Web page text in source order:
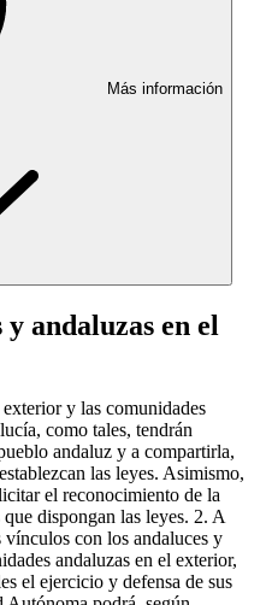
Más información
andaluzas en el
y las comunidades
como tales, tendrán
andaluz y a compartirla,
las leyes. Asimismo,
el reconocimiento de la
dispongan las leyes. 2. A
con los andaluces y
andaluzas en el exterior,
el ejercicio y defensa de sus